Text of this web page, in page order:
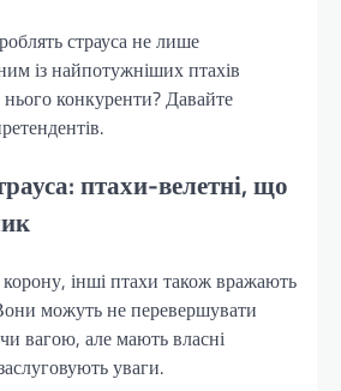
страуса не лише
із найпотужніших птахів
конкуренти? Давайте
птахи-велетні, що
інші птахи також вражають
можуть не перевершувати
вагою, але мають власні
уваги.